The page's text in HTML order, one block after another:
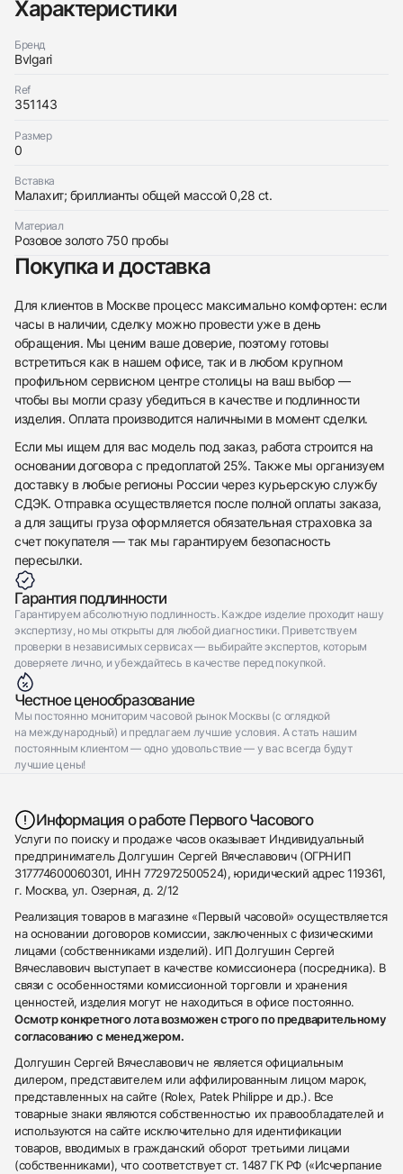
Характеристики
Бренд
Bvlgari
Ref
351143
Размер
0
Вставка
Малахит; бриллианты общей массой 0,28 ct.
Материал
Розовое золото 750 пробы
Покупка и доставка
Для клиентов в Москве процесс максимально комфортен: если
часы в наличии, сделку можно провести уже в день
обращения. Мы ценим ваше доверие, поэтому готовы
встретиться как в нашем офисе, так и в любом крупном
профильном сервисном центре столицы на ваш выбор —
чтобы вы могли сразу убедиться в качестве и подлинности
изделия. Оплата производится наличными в момент сделки.
Если мы ищем для вас модель под заказ, работа строится на
основании договора с предоплатой 25%. Также мы организуем
доставку в любые регионы России через курьерскую службу
СДЭК. Отправка осуществляется после полной оплаты заказа,
а для защиты груза оформляется обязательная страховка за
счет покупателя — так мы гарантируем безопасность
пересылки.
Гарантия подлинности
Гарантируем абсолютную подлинность. Каждое изделие проходит нашу
экспертизу, но мы открыты для любой диагностики. Приветствуем
проверки в независимых сервисах — выбирайте экспертов, которым
доверяете лично, и убеждайтесь в качестве перед покупкой.
Честное ценообразование
Мы постоянно мониторим часовой рынок Москвы (с оглядкой
на международный) и предлагаем лучшие условия. А стать нашим
постоянным клиентом — одно удовольствие — у вас всегда будут
лучшие цены!
Информация о работе Первого Часового
Услуги по поиску и продаже часов оказывает Индивидуальный
предприниматель Долгушин Сергей Вячеславович (ОГРНИП
317774600060301, ИНН 772972500524), юридический адрес 119361,
г. Москва, ул. Озерная, д. 2/12
Реализация товаров в магазине «Первый часовой» осуществляется
на основании договоров комиссии, заключенных с физическими
лицами (собственниками изделий). ИП Долгушин Сергей
Вячеславович выступает в качестве комиссионера (посредника). В
связи с особенностями комиссионной торговли и хранения
ценностей, изделия могут не находиться в офисе постоянно.
Осмотр конкретного лота возможен строго по предварительному
согласованию с менеджером.
Долгушин Сергей Вячеславович не является официальным
дилером, представителем или аффилированным лицом марок,
представленных на сайте (Rolex, Patek Philippe и др.). Все
товарные знаки являются собственностью их правообладателей и
используются на сайте исключительно для идентификации
товаров, вводимых в гражданский оборот третьими лицами
(собственниками), что соответствует ст. 1487 ГК РФ («Исчерпание
Заказать эти часы
с вами
Bvlgari
$6,800
Отправить заявку
Трейд-ин часов
Оставьте ваши контактные данные и мы свяжемся
Divas’ Dream Necklace 351143
НовыеКоробка + Документы
Приложите фото ваших часов…
Отправить заявку